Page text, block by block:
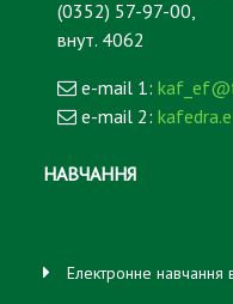
(0352) 57-97-00,
внут. 4062
e-mail 1:
e-mail 2:
НАВЧАННЯ
Електронне